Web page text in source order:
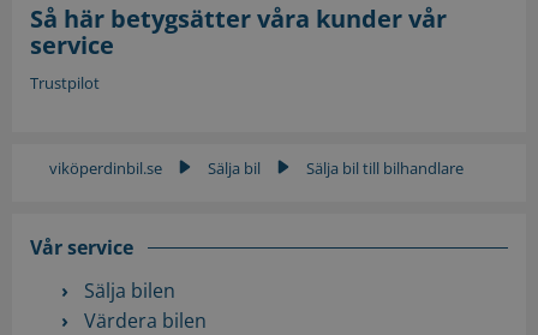
Så här betygsätter våra kunder vår
service
Trustpilot
viköperdinbil.se Sälja bil Sälja bil till bilhandlare
Vår service
Sälja bilen
Värdera bilen